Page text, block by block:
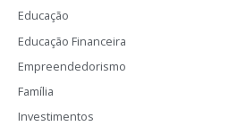
Educação
Educação Financeira
Empreendedorismo
Família
Investimentos